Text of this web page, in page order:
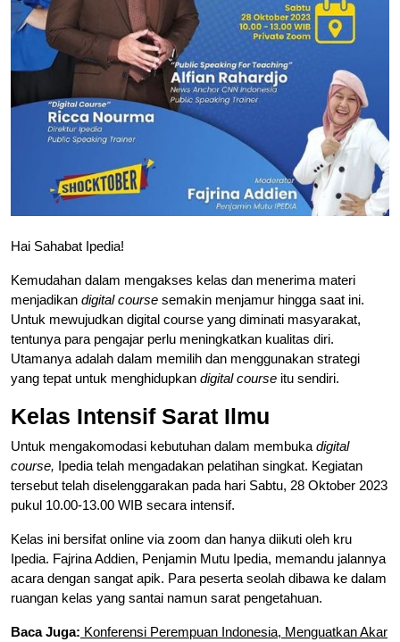
Hai Sahabat Ipedia!
Kemudahan dalam mengakses kelas dan menerima materi
menjadikan digital course semakin menjamur hingga saat ini.
Untuk mewujudkan digital course yang diminati masyarakat,
tentunya para pengajar perlu meningkatkan kualitas diri.
Utamanya adalah dalam memilih dan menggunakan strategi
yang tepat untuk menghidupkan digital course itu sendiri.
Kelas Intensif Sarat Ilmu
Untuk mengakomodasi kebutuhan dalam membuka digital
course, Ipedia telah mengadakan pelatihan singkat. Kegiatan
tersebut telah diselenggarakan pada hari Sabtu, 28 Oktober 2023
pukul 10.00-13.00 WIB secara intensif.
Kelas ini bersifat online via zoom dan hanya diikuti oleh kru
Ipedia. Fajrina Addien, Penjamin Mutu Ipedia, memandu jalannya
acara dengan sangat apik. Para peserta seolah dibawa ke dalam
ruangan kelas yang santai namun sarat pengetahuan.
Baca Juga: Konferensi Perempuan Indonesia, Menguatkan Akar